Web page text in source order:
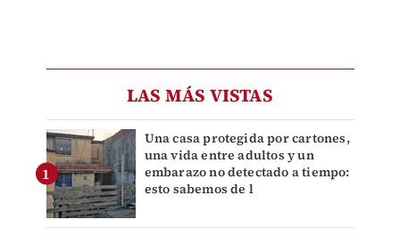
LAS MÁS VISTAS
Una casa protegida por cartones,
una vida entre adultos y un
embarazo no detectado a tiempo:
esto sabemos de l